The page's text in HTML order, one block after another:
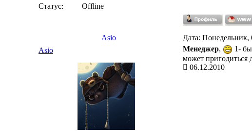
Статус:
Offline
Asio Дата:
Asio
Менеджер,
1-
может пригодиться
06.12.2010